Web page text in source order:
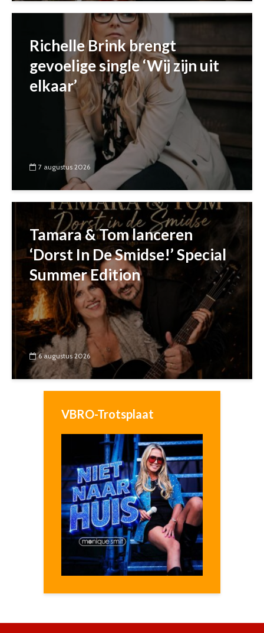
Richelle Brink brengt
gevoelige single ‘Wij zijn uit
elkaar’
7 augustus 2026
Tamara & Tom lanceren
‘Dorst In De Smidse!’ Special
Summer Edition
6 augustus 2026
VBRO-Trotsplaat